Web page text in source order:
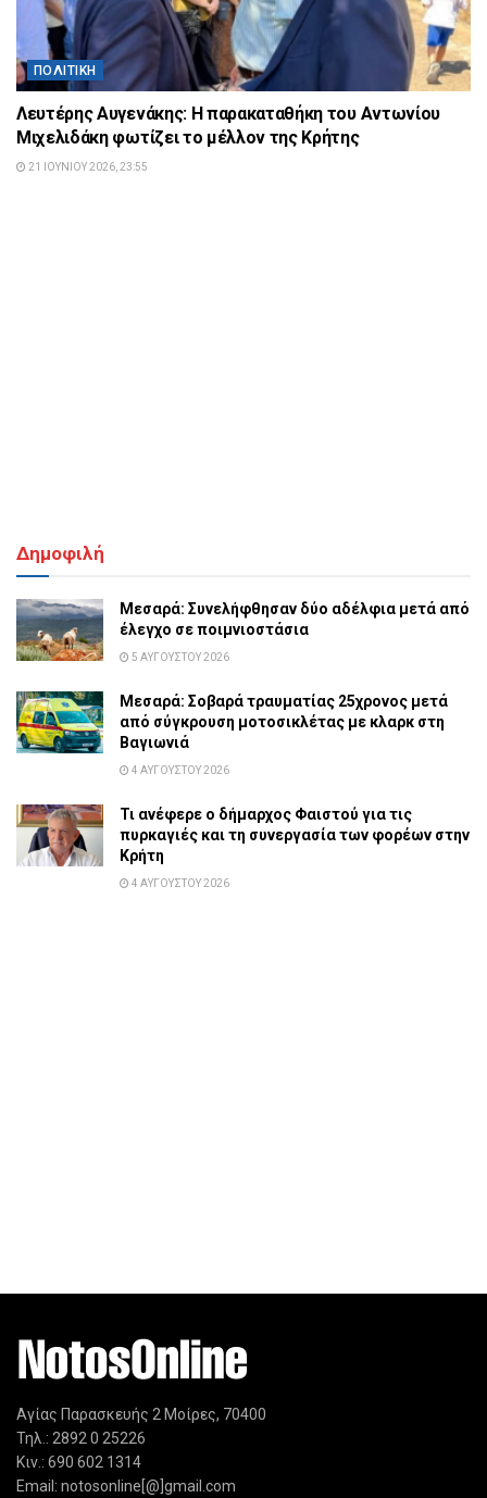
ΠΟΛΙΤΙΚΉ
Λευτέρης Αυγενάκης: Η παρακαταθήκη του Αντωνίου
Μιχελιδάκη φωτίζει το μέλλον της Κρήτης
21 ΙΟΥΝΊΟΥ 2026, 23:55
Δημοφιλή
Μεσαρά: Συνελήφθησαν δύο αδέλφια μετά από
έλεγχο σε ποιμνιοστάσια
5 ΑΥΓΟΎΣΤΟΥ 2026
Μεσαρά: Σοβαρά τραυματίας 25χρονος μετά
από σύγκρουση μοτοσικλέτας με κλαρκ στη
Βαγιωνιά
4 ΑΥΓΟΎΣΤΟΥ 2026
Τι ανέφερε ο δήμαρχος Φαιστού για τις
πυρκαγιές και τη συνεργασία των φορέων στην
Κρήτη
4 ΑΥΓΟΎΣΤΟΥ 2026
Αγίας Παρασκευής 2 Μοίρες, 70400
Τηλ.: 2892 0 25226
Κιν.: 690 602 1314
Email: notosonline[@]gmail.com